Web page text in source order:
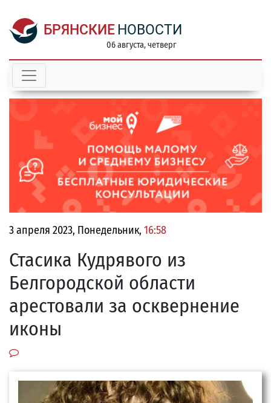
БРЯНСКИЕ НОВОСТИ
06 августа, четверг
3 апреля 2023, Понедельник, 16:58
Стасика Кудрявого из
Белгородской области
арестовали за осквернение
иконы